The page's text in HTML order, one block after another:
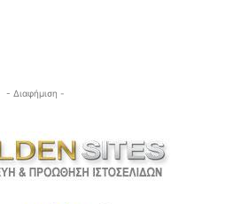
- Διαφήμιση -